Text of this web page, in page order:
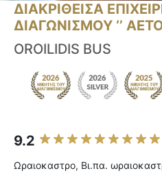
ΔΙΑΚΡΙΘΕΙΣΑ
ΔΙΑΓΩΝΙΣΜΟΥ ‘’ ΑΕΤΟΙ
OROILIDIS BUS
9.2
Ωραιοκαστρο, Βι.πα.